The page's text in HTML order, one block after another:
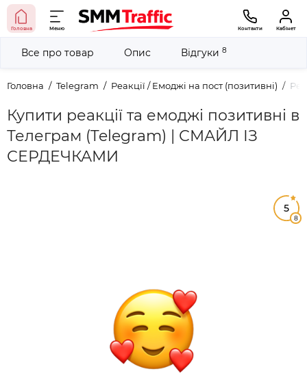
Головна Меню Контакти Кабінет
Головна Telegram Реакції / Емоджі на пост (позитивні)
Купити реакції та емоджі позитивні в
Телеграм (Telegram) | СМАЙЛ ІЗ
СЕРДЕЧКАМИ
Все про товар Опис Відгуки 8
5
8